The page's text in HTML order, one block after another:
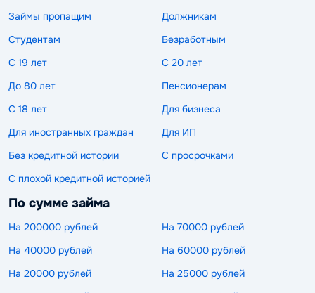
Займы пропащим
Должникам
Студентам
Безработным
С 19 лет
С 20 лет
До 80 лет
Пенсионерам
С 18 лет
Для бизнеса
Для иностранных граждан
Для ИП
Без кредитной истории
С просрочками
С плохой кредитной историей
По сумме займа
На 200000 рублей
На 70000 рублей
На 40000 рублей
На 60000 рублей
На 20000 рублей
На 25000 рублей